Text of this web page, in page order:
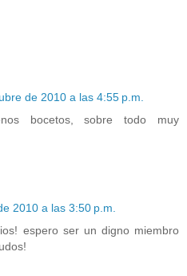
de 2010 a las 4:55 p.m.
bocetos, sobre todo muy
2010 a las 3:50 p.m.
espero ser un digno miembro